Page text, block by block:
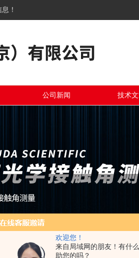
欢迎您！
来自局域网的朋友！有什
助您的吗？
！
公司新闻 技术